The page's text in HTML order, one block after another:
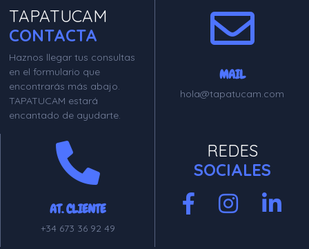
TAPATUCAM
CONTACTA
Haznos llegar tus consultas
en el formulario que
encontrarás más abajo.
TAPATUCAM estará
encantado de ayudarte.
MAIL
hola@tapatucam.com
AT. CLIENTE
+34 673 36 92 49
REDES
SOCIALES